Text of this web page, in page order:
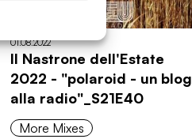
01.08.2022
Il Nastrone dell'Estate
2022 - "polaroid - un blog
alla radio"_S21E40
More Mixes